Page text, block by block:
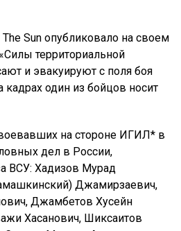
Sun опубликовало на своем
территориальной
и эвакуируют с поля боя
кадрах один из бойцов носит
на стороне ИГИЛ* в
дел в России,
ВСУ: Хадизов Мурад
Джамирзаевич,
Джамбетов Хусейн
Хасанович, Шиксаитов